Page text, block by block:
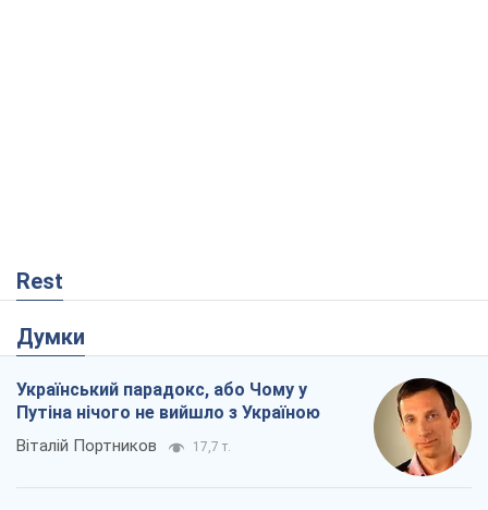
Rest
Думки
Український парадокс, або Чому у
Путіна нічого не вийшло з Україною
Віталій Портников 17,7 т.